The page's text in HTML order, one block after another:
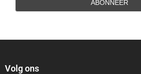
Volg ons